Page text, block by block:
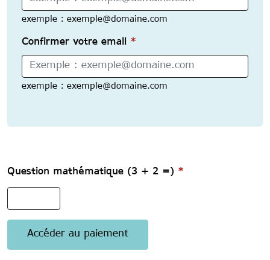
exemple : exemple@domaine.com
Confirmer votre email *
exemple : exemple@domaine.com
Question mathématique (3 + 2 =) *